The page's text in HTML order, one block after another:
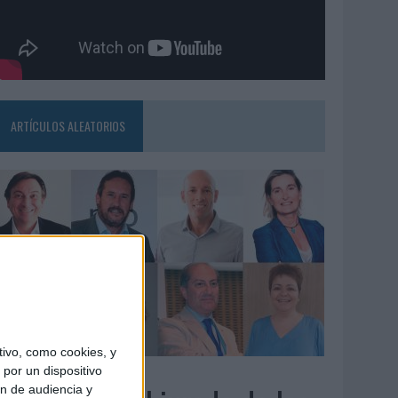
como cookies, y
un dispositivo
de audiencia y
ARTÍCULOS ALEATORIOS
08/2026